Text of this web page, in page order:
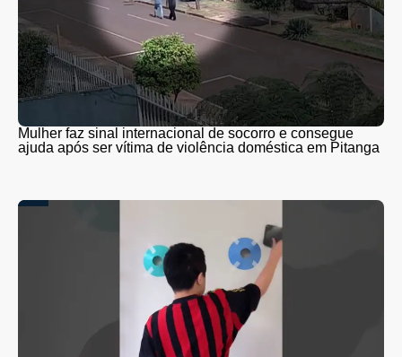
Mulher faz sinal internacional de socorro e consegue
ajuda após ser vítima de violência doméstica em Pitanga